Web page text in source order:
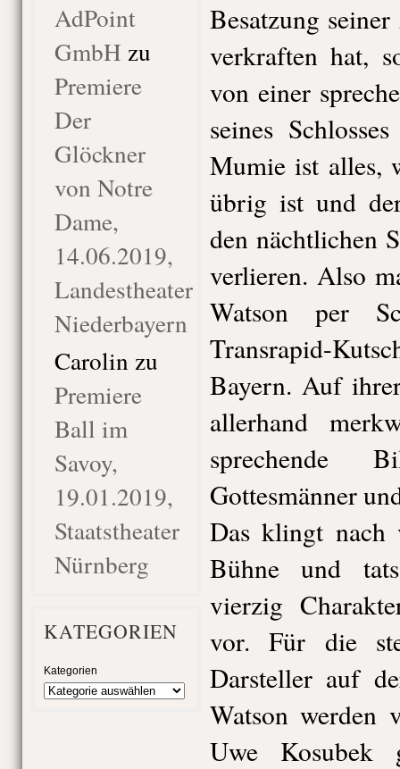
AdPoint
GmbH zu
Premiere
Der
Glöckner
von Notre
Dame,
14.06.2019,
Landestheater
Niederbayern
Carolin zu
Premiere
Ball im
Savoy,
19.01.2019,
Staatstheater
Nürnberg
KATEGORIEN
Kategorien
Besatzung
verkraften hat,
von einer
seines
Mumie ist alles,
übrig ist und
den nächtlichen
verlieren. Also
Watson per
Transrapid-
Bayern. Auf
allerhand
sprechende
Gottesmänner
Das klingt nach
Bühne und
vierzig
vor. Für die
Darsteller auf
Watson werden
Uwe Kosubek